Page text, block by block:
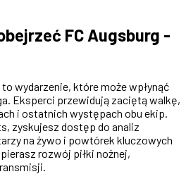
FC Augsburg -
wydarzenie, które może wpłynąć
Eksperci przewidują zaciętą walkę,
i ostatnich występach obu ekip.
zyskujesz dostęp do analiz
na żywo i powtórek kluczowych
rozwój piłki nożnej,